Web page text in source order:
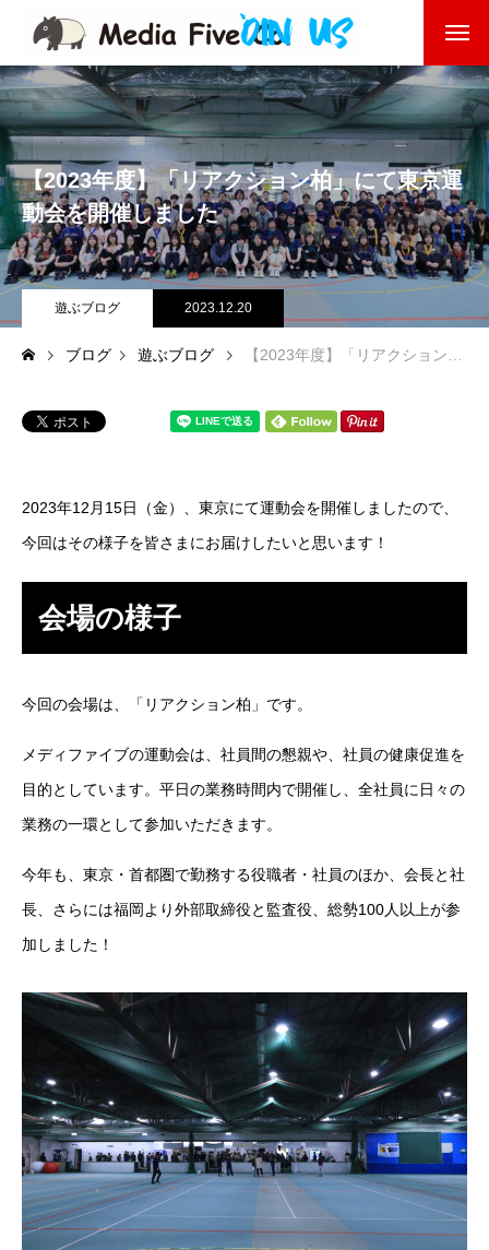
企業を知る About
企業理念
代表挨拶
会社沿革
会社概要
東京オフィス
福岡オフィス
SI事業
ITアウトソーシング事業
その他の事業
業務を知る Works
その他の職種
残業規制
人事制度
社内システム
社内勉強会
社内イベント
【2023年度】「リアクション柏」にて東京運
動会を開催しました
遊ぶブログ 2023.12.20
ブログ 遊ぶブログ 【2023年度】「リアクション柏」にて東京運動会を開催しました
2023年12月15日（金）、東京にて運動会を開催しましたので、
今回はその様子を皆さまにお届けしたいと思います！
会場の様子
今回の会場は、「リアクション柏」です。
メディファイブの運動会は、社員間の懇親や、社員の健康促進を
目的としています。平日の業務時間内で開催し、全社員に日々の
業務の一環として参加いただきます。
今年も、東京・首都圏で勤務する役職者・社員のほか、会長と社
長、さらには福岡より外部取締役と監査役、総勢100人以上が参
加しました！